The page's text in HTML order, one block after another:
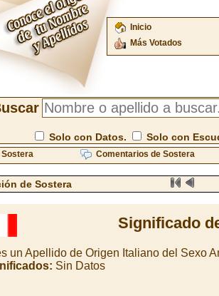
Inicio
Más Votados
Solo con Datos. Solo con
Sostera Comentarios de Sostera
de Sostera
Significado
un Apellido de Origen Italiano del Sexo
Sin Datos